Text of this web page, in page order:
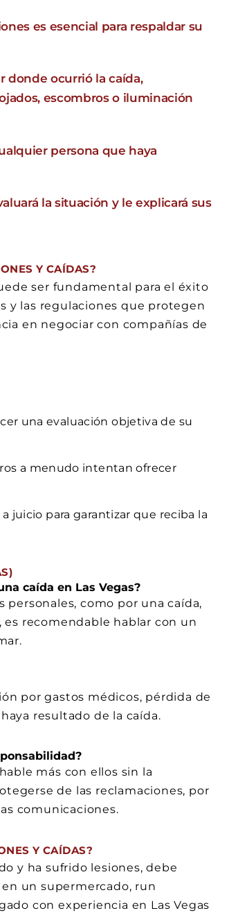
es esencial para respaldar su
donde ocurrió la caída,
escombros o iluminación
persona que haya
la situación y le explicará sus
Y CAÍDAS?
ser fundamental para el éxito
y las regulaciones que protegen
en negociar con compañías de
una evaluación objetiva de su
a menudo intentan ofrecer
a juicio para garantizar que reciba la
caída en Las Vegas?
personales, como por una caída,
es recomendable hablar con un
por gastos médicos, pérdida de
resultado de la caída.
más con ellos sin la
de las reclamaciones, por
comunicaciones.
Y CAÍDAS?
y ha sufrido lesiones, debe
un supermercado, run
con experiencia en Las Vegas